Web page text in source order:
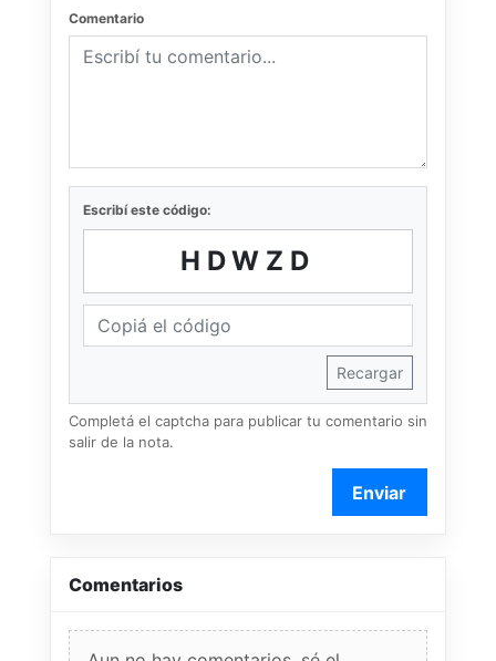
Comentario
Escribí este código:
HDWZD
Recargar
Completá el captcha para publicar tu comentario sin
salir de la nota.
Enviar
Comentarios